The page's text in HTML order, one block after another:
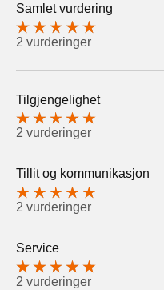
Samlet vurdering
2 vurderinger
Tilgjengelighet
2 vurderinger
Tillit og kommunikasjon
2 vurderinger
Service
2 vurderinger